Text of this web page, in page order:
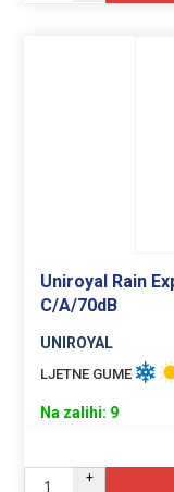
Uniroyal Rain
C/A/70dB
UNIROYAL
LJETNE GUME
Na zalihi: 9
+